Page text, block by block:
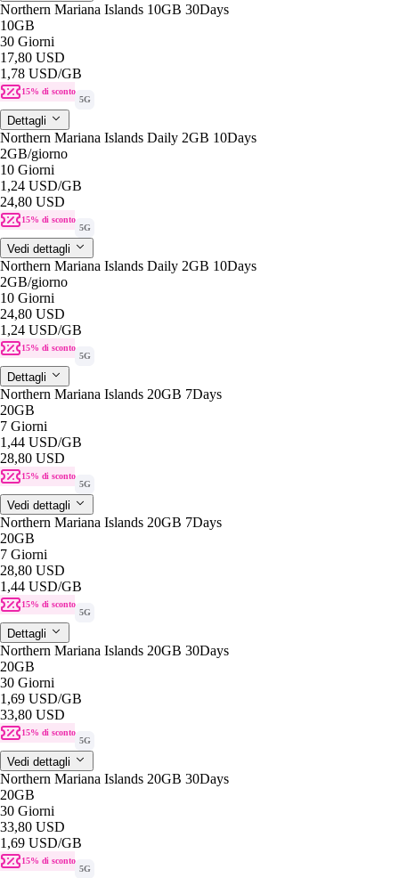
Northern Mariana Islands 10GB 30Days
10GB
30 Giorni
17,80 USD
1,78 USD/GB
15% di sconto
5G
Dettagli
Northern Mariana Islands Daily 2GB 10Days
2GB/giorno
10 Giorni
1,24 USD/GB
24,80 USD
15% di sconto
5G
Vedi dettagli
Northern Mariana Islands Daily 2GB 10Days
2GB/giorno
10 Giorni
24,80 USD
1,24 USD/GB
15% di sconto
5G
Dettagli
Northern Mariana Islands 20GB 7Days
20GB
7 Giorni
1,44 USD/GB
28,80 USD
15% di sconto
5G
Vedi dettagli
Northern Mariana Islands 20GB 7Days
20GB
7 Giorni
28,80 USD
1,44 USD/GB
15% di sconto
5G
Dettagli
Northern Mariana Islands 20GB 30Days
20GB
30 Giorni
1,69 USD/GB
33,80 USD
15% di sconto
5G
Vedi dettagli
Northern Mariana Islands 20GB 30Days
20GB
30 Giorni
33,80 USD
1,69 USD/GB
15% di sconto
5G